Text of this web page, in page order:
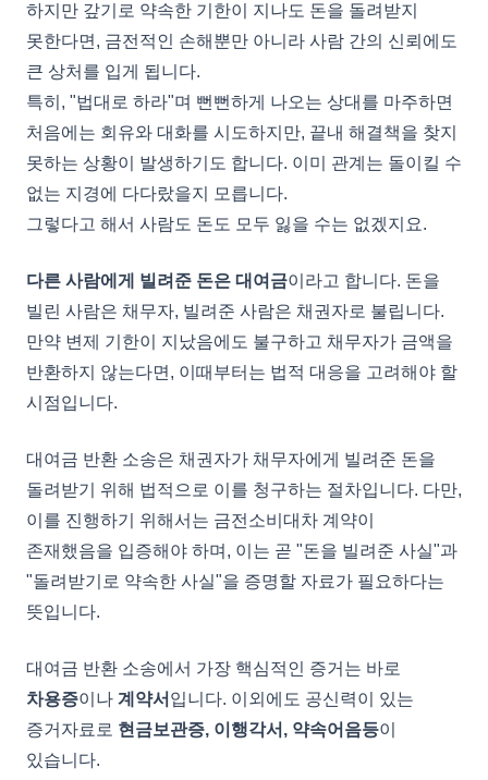
하지만 갚기로 약속한 기한이 지나도 돈을 돌려받지
못한다면, 금전적인 손해뿐만 아니라 사람 간의 신뢰에도
큰 상처를 입게 됩니다.
특히, "법대로 하라"며 뻔뻔하게 나오는 상대를 마주하면
처음에는 회유와 대화를 시도하지만, 끝내 해결책을 찾지
못하는 상황이 발생하기도 합니다. 이미 관계는 돌이킬 수
없는 지경에 다다랐을지 모릅니다.
그렇다고 해서 사람도 돈도 모두 잃을 수는 없겠지요.
다른 사람에게 빌려준 돈은 대여금이라고 합니다. 돈을
빌린 사람은 채무자, 빌려준 사람은 채권자로 불립니다.
만약 변제 기한이 지났음에도 불구하고 채무자가 금액을
반환하지 않는다면, 이때부터는 법적 대응을 고려해야 할
시점입니다.
대여금 반환 소송은 채권자가 채무자에게 빌려준 돈을
돌려받기 위해 법적으로 이를 청구하는 절차입니다. 다만,
이를 진행하기 위해서는 금전소비대차 계약이
존재했음을 입증해야 하며, 이는 곧 "돈을 빌려준 사실"과
"돌려받기로 약속한 사실"을 증명할 자료가 필요하다는
뜻입니다.
대여금 반환 소송에서 가장 핵심적인 증거는 바로
차용증이나 계약서 입니다. 이외에도 공신력이 있는
증거자료로 현금보관증, 이행각서, 약속어음등이
있습니다.